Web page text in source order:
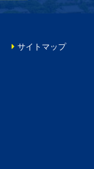
サイトマップ